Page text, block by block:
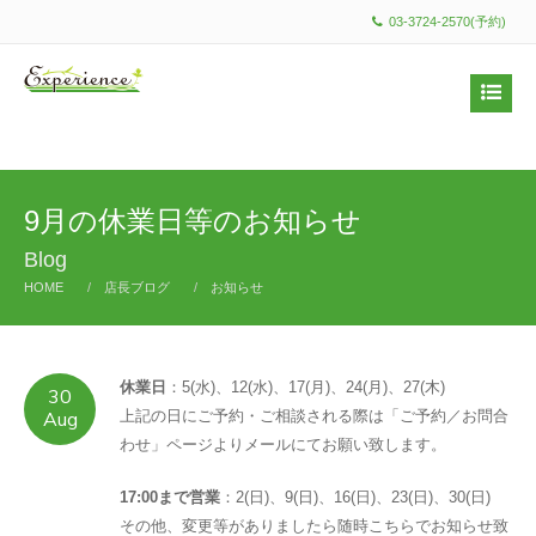
03-3724-2570(予約)
9月の休業日等のお知らせ
Blog
HOME 店長ブログ お知らせ
30
Aug
休業日 ：5(水)、12(水)、17(月)、24(月)、27(木)
上記の日にご予約・ご相談される際は「ご予約／お問合
わせ」ページよりメールにてお願い致します。
17:00まで営業 ：2(日)、9(日)、16(日)、23(日)、30(日)
その他、変更等がありましたら随時こちらでお知らせ致